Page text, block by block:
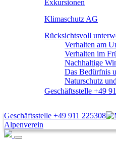
Exkursionen
Klimaschutz AG
Rücksichtsvoll
Verhalten am
Verhalten im
Nachhaltige
Das Bedürfnis
Naturschutz
Geschäftsstelle +49
Geschäftsstelle +49 911 225308
Alpenverein